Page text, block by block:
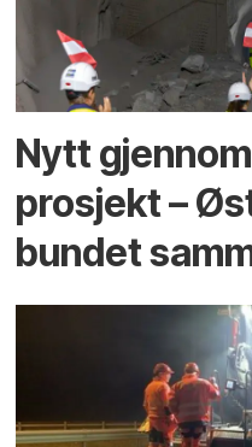
Nytt
prosjekt –
bundet